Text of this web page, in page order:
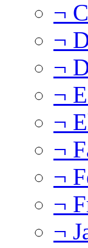
¬
¬
¬
¬
¬
¬
¬
¬
¬